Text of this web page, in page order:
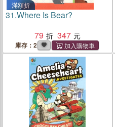
滿額折
31.Where Is Bear?
79
347
庫存：2